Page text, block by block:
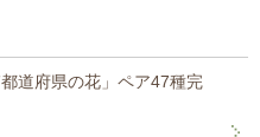
道府県の花」ペア47種完